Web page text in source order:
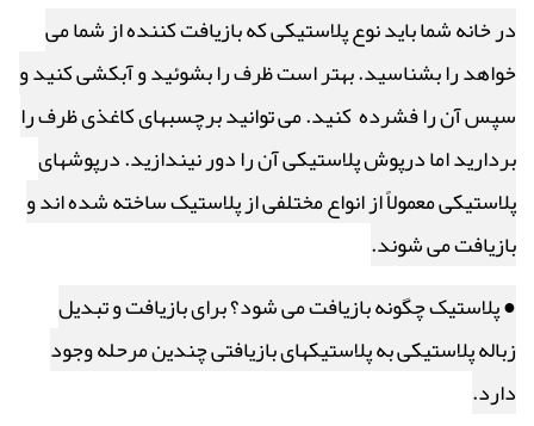
در خانه شما باید نوع پلاستیکی که بازیافت کننده از شما می
خواهد را بشناسید. بهتر است ظرف را بشوئید و آبکشی کنید و
سپس آن را فشرده کنید. می توانید برچسبهای کاغذی ظرف را
بردارید اما درپوش پلاستیکی آن را دور نیندازید. درپوشهای
پلاستیکی معمولاً از انواع مختلفی از پلاستیک ساخته شده اند و
بازیافت می شوند.
● پلاستیک چگونه بازیافت می شود؟ برای بازیافت و تبدیل
زباله پلاستیکی به پلاستیکهای بازیافتی چندین مرحله وجود
دارد.